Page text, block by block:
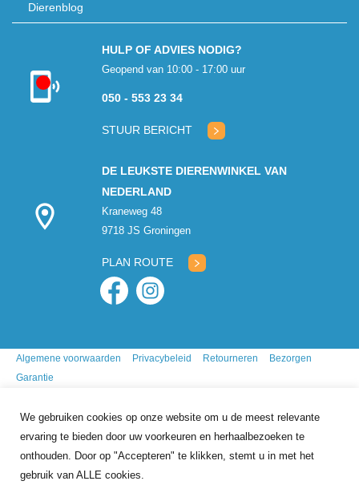
We gebruiken cookies op onze website om u de meest relevante
ervaring te bieden door uw voorkeuren en herhaalbezoeken te
onthouden. Door op "Accepteren" te klikken, stemt u in met het
gebruik van ALLE cookies.
Dierenblog
Kon niet
verbinden met
HULP OF ADVIES NODIG?
Geopend van 10:00 - 17:00 uur
050 - 553 23 34
STUUR BERICHT
DE LEUKSTE DIERENWINKEL VAN
NEDERLAND
Kraneweg 48
9718 JS Groningen
PLAN ROUTE
Algemene voorwaarden Privacybeleid Retourneren
Bezorgen
Garantie